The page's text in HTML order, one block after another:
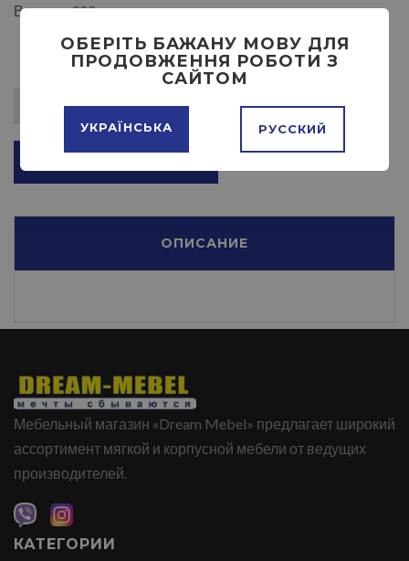
Высота: 900 мм
ОПИСАНИЕ
Мебельный магазин «Dream Mebel» предлагает широкий
ассортимент мягкой и корпусной мебели от ведущих
производителей.
КАТЕГОРИИ
ОБЕРІТЬ БАЖАНУ МОВУ ДЛЯ
ПРОДОВЖЕННЯ РОБОТИ З
САЙТОМ
УКРАЇНСЬКА РУССКИЙ